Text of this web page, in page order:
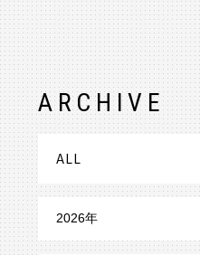
ARCHIVE
ALL
2026年